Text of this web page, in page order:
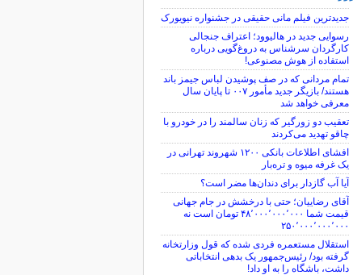
جدیدترین فیلم مانی حقیقی در جشنواره نیویورک
رسوایی جدید در هالیوود؛ اعتراف جنجالی
کارگردان سرشناس به دروغ‌گویی درباره
استفاده از هوش مصنوعی!
تمام مردانی که در صف پوشیدن لباس جیمز باند
هستند/ بازیگر جدید مأمور ۰۰۷ تا پایان سال
معرفی خواهد شد
تعقیب دو زورگیر که زنان سالمند را در خودرو با
چاقو تهدید می‌کردند
افشای اطلاعات بانکی ۱۲۰۰ شهروند تهرانی در
یک غرفه میوه و تره‌بار
آیا آب گازدار برای دندان‌ها مضر است؟
آقای رضاییان؛ حتی با درخشش در جام جهانی
قیمت شما ۴۸٬۰۰۰٬۰۰۰٬۰۰۰ تومان است نه
۲۵۰٬۰۰۰٬۰۰۰٬۰۰۰
استقلال مستعمره فردی شده که قول وزارتخانه
گرفته بود/ رئیس‌جمهور یک بدهی انتخاباتی
داشت، باشگاه را به او داد!